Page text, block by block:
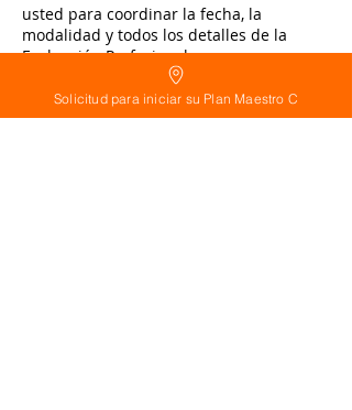
usted para coordinar la fecha, la
modalidad y todos los detalles de la
Evaluación Profesional.
Cuando la reserva quede confirmada
mediante el pago correspondiente,
Solicitud para iniciar su Plan Maestro C